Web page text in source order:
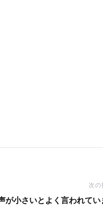
次の
が小さいとよく言われてい